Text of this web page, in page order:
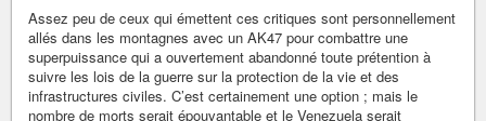
Assez peu de ceux qui émettent ces critiques sont personnellement
allés dans les montagnes avec un AK47 pour combattre une
superpuissance qui a ouvertement abandonné toute prétention à
suivre les lois de la guerre sur la protection de la vie et des
infrastructures civiles. C’est certainement une option ; mais le
nombre de morts serait épouvantable et le Venezuela serait